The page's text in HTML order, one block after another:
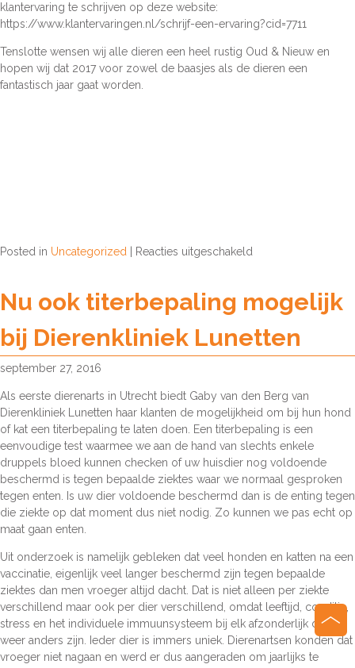
klantervaring te schrijven op deze website:
https://www.klantervaringen.nl/schrijf-een-ervaring?cid=7711
Tenslotte wensen wij alle dieren een heel rustig Oud & Nieuw en
hopen wij dat 2017 voor zowel de baasjes als de dieren een
fantastisch jaar gaat worden.
Posted in Uncategorized Reacties uitgeschakeld
2016
Nu ook titerbepaling mogelijk
bij Dierenkliniek Lunetten
september 27, 2016
Als eerste dierenarts in Utrecht biedt Gaby van den Berg van
Dierenkliniek Lunetten haar klanten de mogelijkheid om bij hun hond
of kat een titerbepaling te laten doen. Een titerbepaling is een
eenvoudige test waarmee we aan de hand van slechts enkele
druppels bloed kunnen checken of uw huisdier nog voldoende
beschermd is tegen bepaalde ziektes waar we normaal gesproken
tegen enten. Is uw dier voldoende beschermd dan is de enting tegen
die ziekte op dat moment dus niet nodig. Zo kunnen we pas echt op
maat gaan enten.
Uit onderzoek is namelijk gebleken dat veel honden en katten na een
vaccinatie, eigenlijk veel langer beschermd zijn tegen bepaalde
ziektes dan men vroeger altijd dacht. Dat is niet alleen per ziekte
verschillend maar ook per dier verschillend, omdat leeftijd, conditie,
stress en het individuele immuunsysteem bij elk afzonderlijk dier
weer anders zijn. Ieder dier is immers uniek. Dierenartsen konden dat
vroeger niet nagaan en werd er dus aangeraden om jaarlijks te